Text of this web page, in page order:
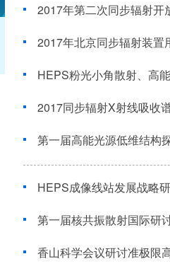
2017年第二次同步辐射开
2017年北京同步辐射装置
HEPS粉光小角散射、高
2017同步辐射X射线吸收
第一届高能光源低维结构
HEPS成像线站发展战略
第一届核共振散射国际研
香山科学会议研讨准极限